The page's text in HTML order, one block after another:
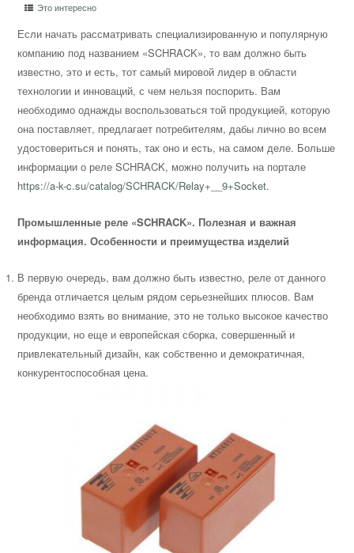
Это интересно
Если начать рассматривать специализированную и популярную
компанию под названием «SCHRACK», то вам должно быть
известно, это и есть, тот самый мировой лидер в области
технологии и инноваций, с чем нельзя поспорить. Вам
необходимо однажды воспользоваться той продукцией, которую
она поставляет, предлагает потребителям, дабы лично во всем
удостовериться и понять, так оно и есть, на самом деле. Больше
информации о реле SCHRACK, можно получить на портале
https://a-k-c.su/catalog/SCHRACK/Relay+__9+Socket.
Промышленные реле «SCHRACK». Полезная и важная
информация. Особенности и преимущества изделий
В первую очередь, вам должно быть известно, реле от данного
бренда отличается целым рядом серьезнейших плюсов. Вам
необходимо взять во внимание, это не только высокое качество
продукции, но еще и европейская сборка, совершенный и
привлекательный дизайн, как собственно и демократичная,
конкурентоспособная цена.